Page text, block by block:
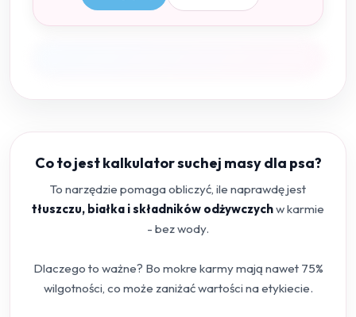
Co to jest kalkulator suchej masy dla psa?
To narzędzie pomaga obliczyć, ile naprawdę jest
tłuszczu, białka i składników odżywczychw karmie
- bez wody.
Dlaczego to ważne? Bo mokre karmy mają nawet 75%
wilgotności, co może zaniżać wartości na etykiecie.